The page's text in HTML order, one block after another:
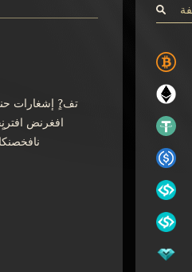
تف?ٍ إشغارات
افغرنض